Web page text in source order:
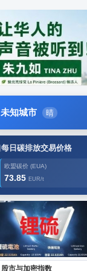
未知城市 晴
每日碳排放交易价格
欧盟碳价 (EUA)
73.85 EUR/t
2
股市与加密指数